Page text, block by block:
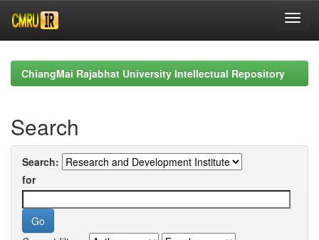
navigationChiangMai Rajabhat University Intellectual Repository
Search
Search:
for